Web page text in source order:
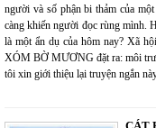
người và số phận bi thảm của
càng khiến người đọc rùng mình.
là một ẩn dụ của hôm nay? Xã
XÓM BỜ MƯƠNG đặt ra: môi
tôi xin giới thiệu lại truyện ngắn